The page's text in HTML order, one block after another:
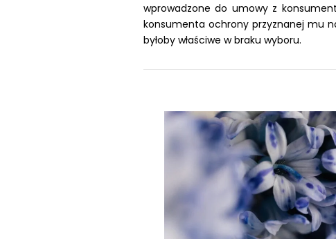
wprowadzone do umowy z
konsumenta ochrony przyznanej mu
byłoby właściwe w braku wyboru.